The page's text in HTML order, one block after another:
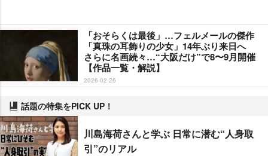
「おそらくは最後」…フェルメールの傑作
「真珠の耳飾りの少女」14年ぶり来日へ
さらに名画続々…“大阪だけ”で8〜9月開催
【作品一覧・解説】
2026-02-26
話題の特集をPICK UP！
川島海荷さんと学ぶ 日常に潜む“人身取
引”のリアル